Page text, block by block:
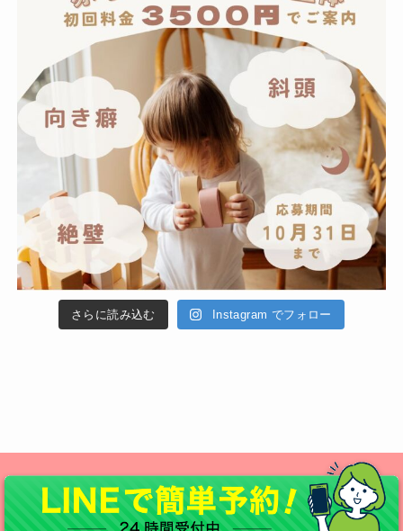
さらに読み込む Instagram でフォロー